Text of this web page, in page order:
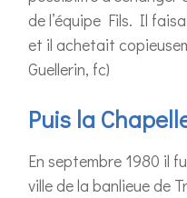
de l’équipe Fils. Il
et il achetait
Guellerin, fc)
Puis la
En septembre 1980 il
ville de la banlieue de